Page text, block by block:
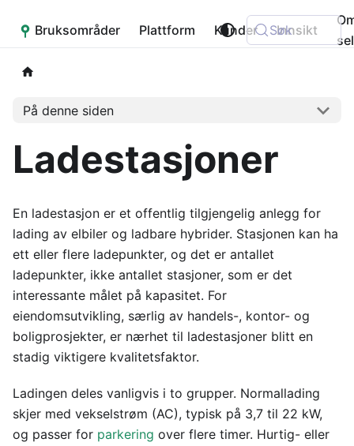
Placepoint
Bruksområder Plattform Kunder Innsikt
Søk
På denne siden
Ladestasjoner
En ladestasjon er et offentlig tilgjengelig anlegg for
lading av elbiler og ladbare hybrider. Stasjonen kan ha
ett eller flere ladepunkter, og det er antallet
ladepunkter, ikke antallet stasjoner, som er det
interessante målet på kapasitet. For
eiendomsutvikling, særlig av handels-, kontor- og
boligprosjekter, er nærhet til ladestasjoner blitt en
stadig viktigere kvalitetsfaktor.
Ladingen deles vanligvis i to grupper. Normallading
skjer med vekselstrøm (AC), typisk på 3,7 til 22 kW,
og passer for parkering over flere timer. Hurtig- eller